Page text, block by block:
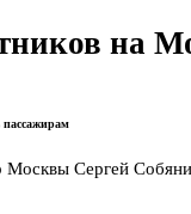
на
пассажирам
Сергей